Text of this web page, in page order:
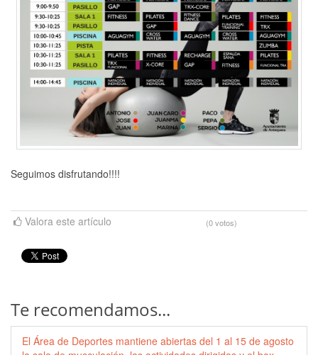
Seguimos disfrutando!!!!
Valora este artículo (0 votos)
Te recomendamos...
El Área de Deportes mantiene abiertas del 1 al 15 de agosto